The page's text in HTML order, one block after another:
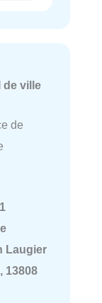
de ville
de
1
Laugier
13808